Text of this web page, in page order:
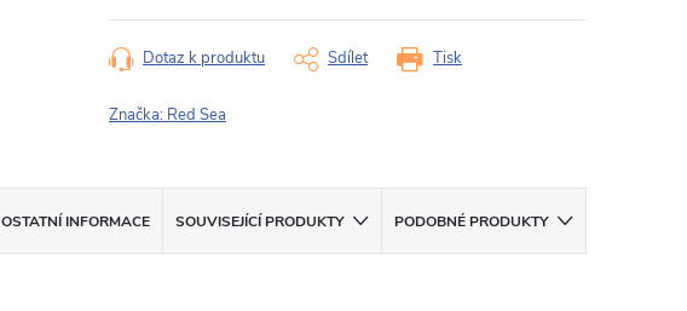
Tisk
Dotaz k produktu Sdílet
Značka: Red Sea
OSTATNÍ INFORMACE SOUVISEJÍCÍ PRODUKTY PODOBNÉ PRODUKTY